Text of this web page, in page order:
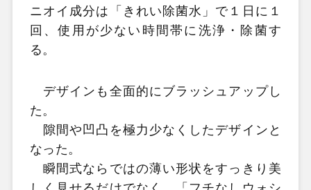
ニオイ成分は「きれい除菌水」で１日に１
回、使用が少ない時間帯に洗浄・除菌す
る。
デザインも全面的にブラッシュアップし
た。
隙間や凹凸を極力少なくしたデザインと
なった。
瞬間式ならではの薄い形状をすっきり美